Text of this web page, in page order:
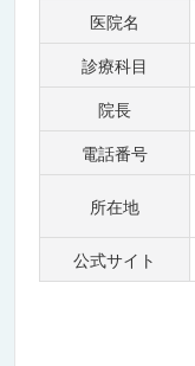
医院名
診療科目
院長
電話番号
所在地
公式サイト